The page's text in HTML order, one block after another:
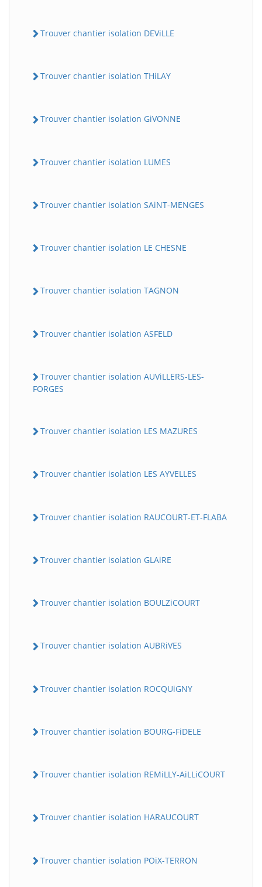
Trouver chantier isolation DEViLLE
Trouver chantier isolation THiLAY
Trouver chantier isolation GiVONNE
Trouver chantier isolation LUMES
Trouver chantier isolation SAiNT-MENGES
Trouver chantier isolation LE CHESNE
Trouver chantier isolation TAGNON
Trouver chantier isolation ASFELD
Trouver chantier isolation AUViLLERS-LES-
FORGES
Trouver chantier isolation LES MAZURES
Trouver chantier isolation LES AYVELLES
Trouver chantier isolation RAUCOURT-ET-FLABA
Trouver chantier isolation GLAiRE
Trouver chantier isolation BOULZiCOURT
Trouver chantier isolation AUBRiVES
Trouver chantier isolation ROCQUiGNY
Trouver chantier isolation BOURG-FiDELE
Trouver chantier isolation REMiLLY-AiLLiCOURT
Trouver chantier isolation HARAUCOURT
Trouver chantier isolation POiX-TERRON